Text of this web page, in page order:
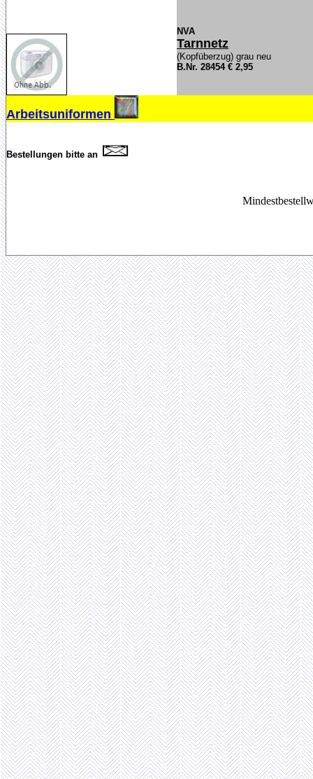
NVA
Tarnnetz
(Kopfüberzug) grau neu
B.Nr. 28454 € 2,95
Arbeitsuniformen
Bestellungen bitte an